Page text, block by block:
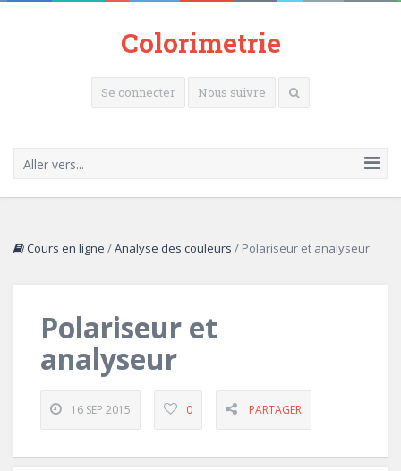
Colorimetrie
Se connecter Nous suivre
Aller vers...
Cours en ligne /Analyse des couleurs / Polariseur et analyseur
Polariseur et
analyseur
16 SEP 2015 0 PARTAGER